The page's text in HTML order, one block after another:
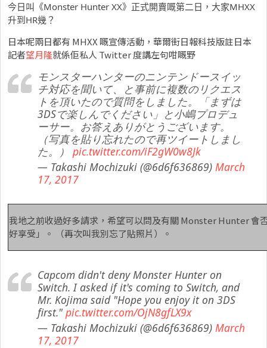
今日叫《Monster Hunter XX》正式開賣嘅第二日，大家MHXX
升到HR幾？
日本呢兩日都有 MHXX 嘅宣傳活動，華爾街日報科技版註日本
記者望月隆就係佢私人 Twitter 度講左句咁嘅野
モンスターハンターのニンテンドースイッ
チ対応を聞いて、と事前に複数のリクエス
トを頂いたので質問をしました。「まずは
3DSで楽しんでください」と小嶋プロデュ
ーサー。お答えありがとうございます。
（写真を貼り忘れたので再ツイートしまし
た。） pic.twitter.com/iF2gW0w8Jk
— Takashi Mochizuki (@6d6f636869) March
17, 2017
我地之前收過好多請求，希望可以問及有關 Monster Hunter
好享受」。 （再次叫我別忘了貼照片）。
Capcom didn't deny Monster Hunter on
Switch. I asked if it's coming to Switch, and
Mr. Kojima said "Hope you enjoy it on 3DS
first." pic.twitter.com/OjN8gfLX9x
— Takashi Mochizuki (@6d6f636869) March
17, 2017